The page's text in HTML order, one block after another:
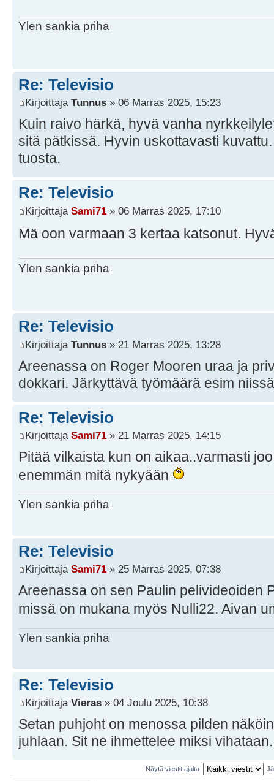
Ylen sankia priha
Re: Televisio
Kirjoittaja Tunnus » 06 Marras 2025, 15:23
Kuin raivo härkä, hyvä vanha
sitä pätkissä. Hyvin uskottavasti
tuosta.
Re: Televisio
Kirjoittaja Sami71 » 06 Marras 2025, 17:10
Mä oon varmaan 3 kertaa katsonut.
Ylen sankia priha
Re: Televisio
Kirjoittaja Tunnus » 21 Marras 2025, 13:28
Areenassa on Roger Mooren uraa ja
dokkari. Järkyttävä työmäärä esim
Re: Televisio
Kirjoittaja Sami71 » 21 Marras 2025, 14:15
Pitää vilkaista kun on aikaa..varmasti
enemmän mitä nykyään
Ylen sankia priha
Re: Televisio
Kirjoittaja Sami71 » 25 Marras 2025, 07:38
Areenassa on sen Paulin pelivideoiden
missä on mukana myös Nulli22. Aivan
Ylen sankia priha
Re: Televisio
Kirjoittaja Vieras » 04 Joulu 2025, 10:38
Setan puhjoht on menossa pilden
juhlaan. Sit ne ihmettelee miksi vihataan.
Näytä viestit ajalta: